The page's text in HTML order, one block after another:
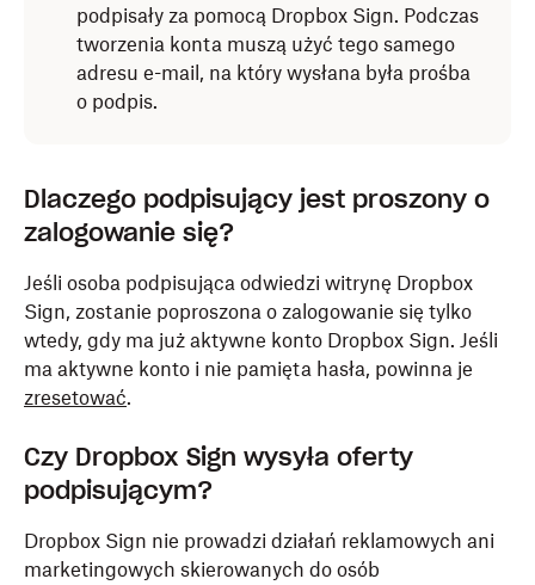
podpisały za pomocą Dropbox Sign. Podczas
tworzenia konta muszą użyć tego samego
adresu e-mail, na który wysłana była prośba
o podpis.
Dlaczego podpisujący jest proszony o
zalogowanie się?
Jeśli osoba podpisująca odwiedzi witrynę Dropbox
Sign, zostanie poproszona o zalogowanie się tylko
wtedy, gdy ma już aktywne konto Dropbox Sign. Jeśli
ma aktywne konto i nie pamięta hasła, powinna je
zresetować.
Czy Dropbox Sign wysyła oferty
podpisującym?
Dropbox Sign nie prowadzi działań reklamowych ani
marketingowych skierowanych do osób